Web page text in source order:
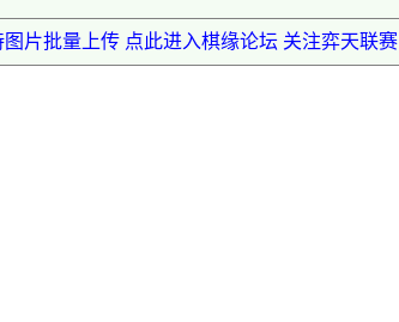
片批量上传 点此进入棋缘论坛 关注弈天联赛